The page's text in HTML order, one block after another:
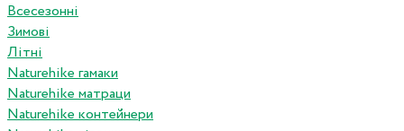
Всесезонні
Зимові
Літні
Naturehike гамаки
Naturehike матраци
Naturehike контейнери